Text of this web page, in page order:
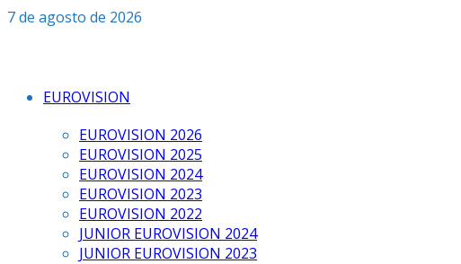
Saltar
7 de agosto de 2026
EUROVISION
EUROVISION 2026
EUROVISION 2025
EUROVISION 2024
EUROVISION 2023
EUROVISION 2022
JUNIOR EUROVISION 2024
JUNIOR EUROVISION 2023